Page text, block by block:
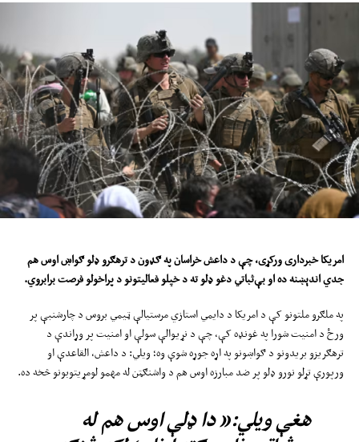
امریکاخبرداری ورکړی، چې د داعش خراسان په ګډون د ترهګرو ډلو ګواښ اوسهم
جدي اندېښنه ده او بې‌ثباتي دغو ډلو ته د خپلو فعالیتونو د پراخولو فرصت برابروي.
په ملګرو ملتونو کې د امریکا د دایمي استازي مرستیالې ټیمي بروس د چارشنبې پر
ورځ د امنیت شورا په غونډه کې، چې د نړیوالې سولې او امنیت پر وړاندې د
ترهګریزو بریدونو د ګواښونو په اړه جوړه شوې وه؛ ویلي: د داعش، القاعدې او
ورپورې تړلو نورو ډلو پر ضد مبارزه اوس هم د واشنګټن له مهمو لومړیتوبونو څخه ده.
هغې ویلي:« دا ډلې اوس هم له